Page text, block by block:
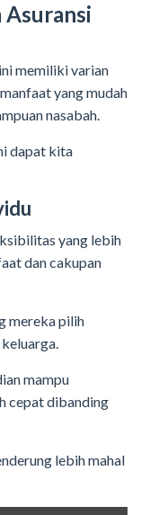
Asuransi
memiliki varian
yang mudah
nasabah.
dapat kita
yang lebih
dan cakupan
mereka pilih
mampu
cepat dibanding
lebih mahal